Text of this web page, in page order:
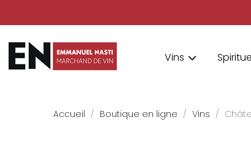
Vins
Accueil Boutique en ligne Vins